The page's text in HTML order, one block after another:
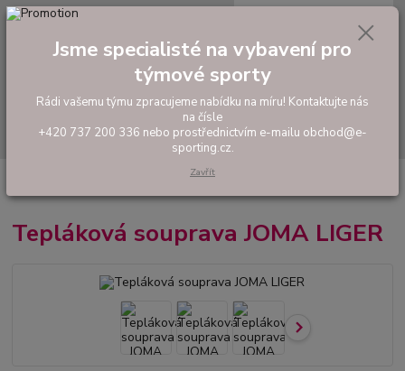
Hledat
tel: +420 737 200 336
0,00 Kč
Hráčské sety a soupravy
LIGER
Tepláková souprava JOMA LIGER
Jsme specialisté na vybavení pro
týmové sporty
Rádi vašemu týmu zpracujeme nabídku na míru! Kontaktujte nás
na čísle
+420 737 200 336 nebo prostřednictvím e-mailu obchod@e-
sporting.cz.
Zavřít